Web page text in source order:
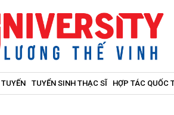
TUYỂN SINH THẠC SĨ HỢP TÁC QUỐC